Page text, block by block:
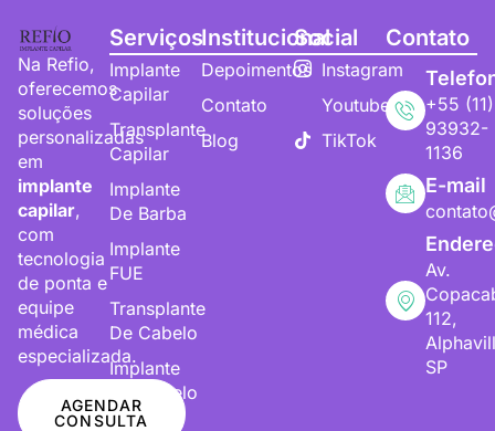
Na Refio,
oferecemos
soluções
personalizadas
em
implante
capilar,
com
tecnologia
de ponta e
equipe
médica
especializada.
AGENDAR
CONSULTA
Serviços
Implante
Capilar
Transplante
Capilar
Implante
De Barba
Implante
FUE
Transplante
De Cabelo
Implante
De Cabelo
Institucional
Depoimentos
Contato
Blog
Social
Instagram
Youtube
TikTok
Contato
+55 (11)
93932-
1136
E-mail
Av.
112,
SP